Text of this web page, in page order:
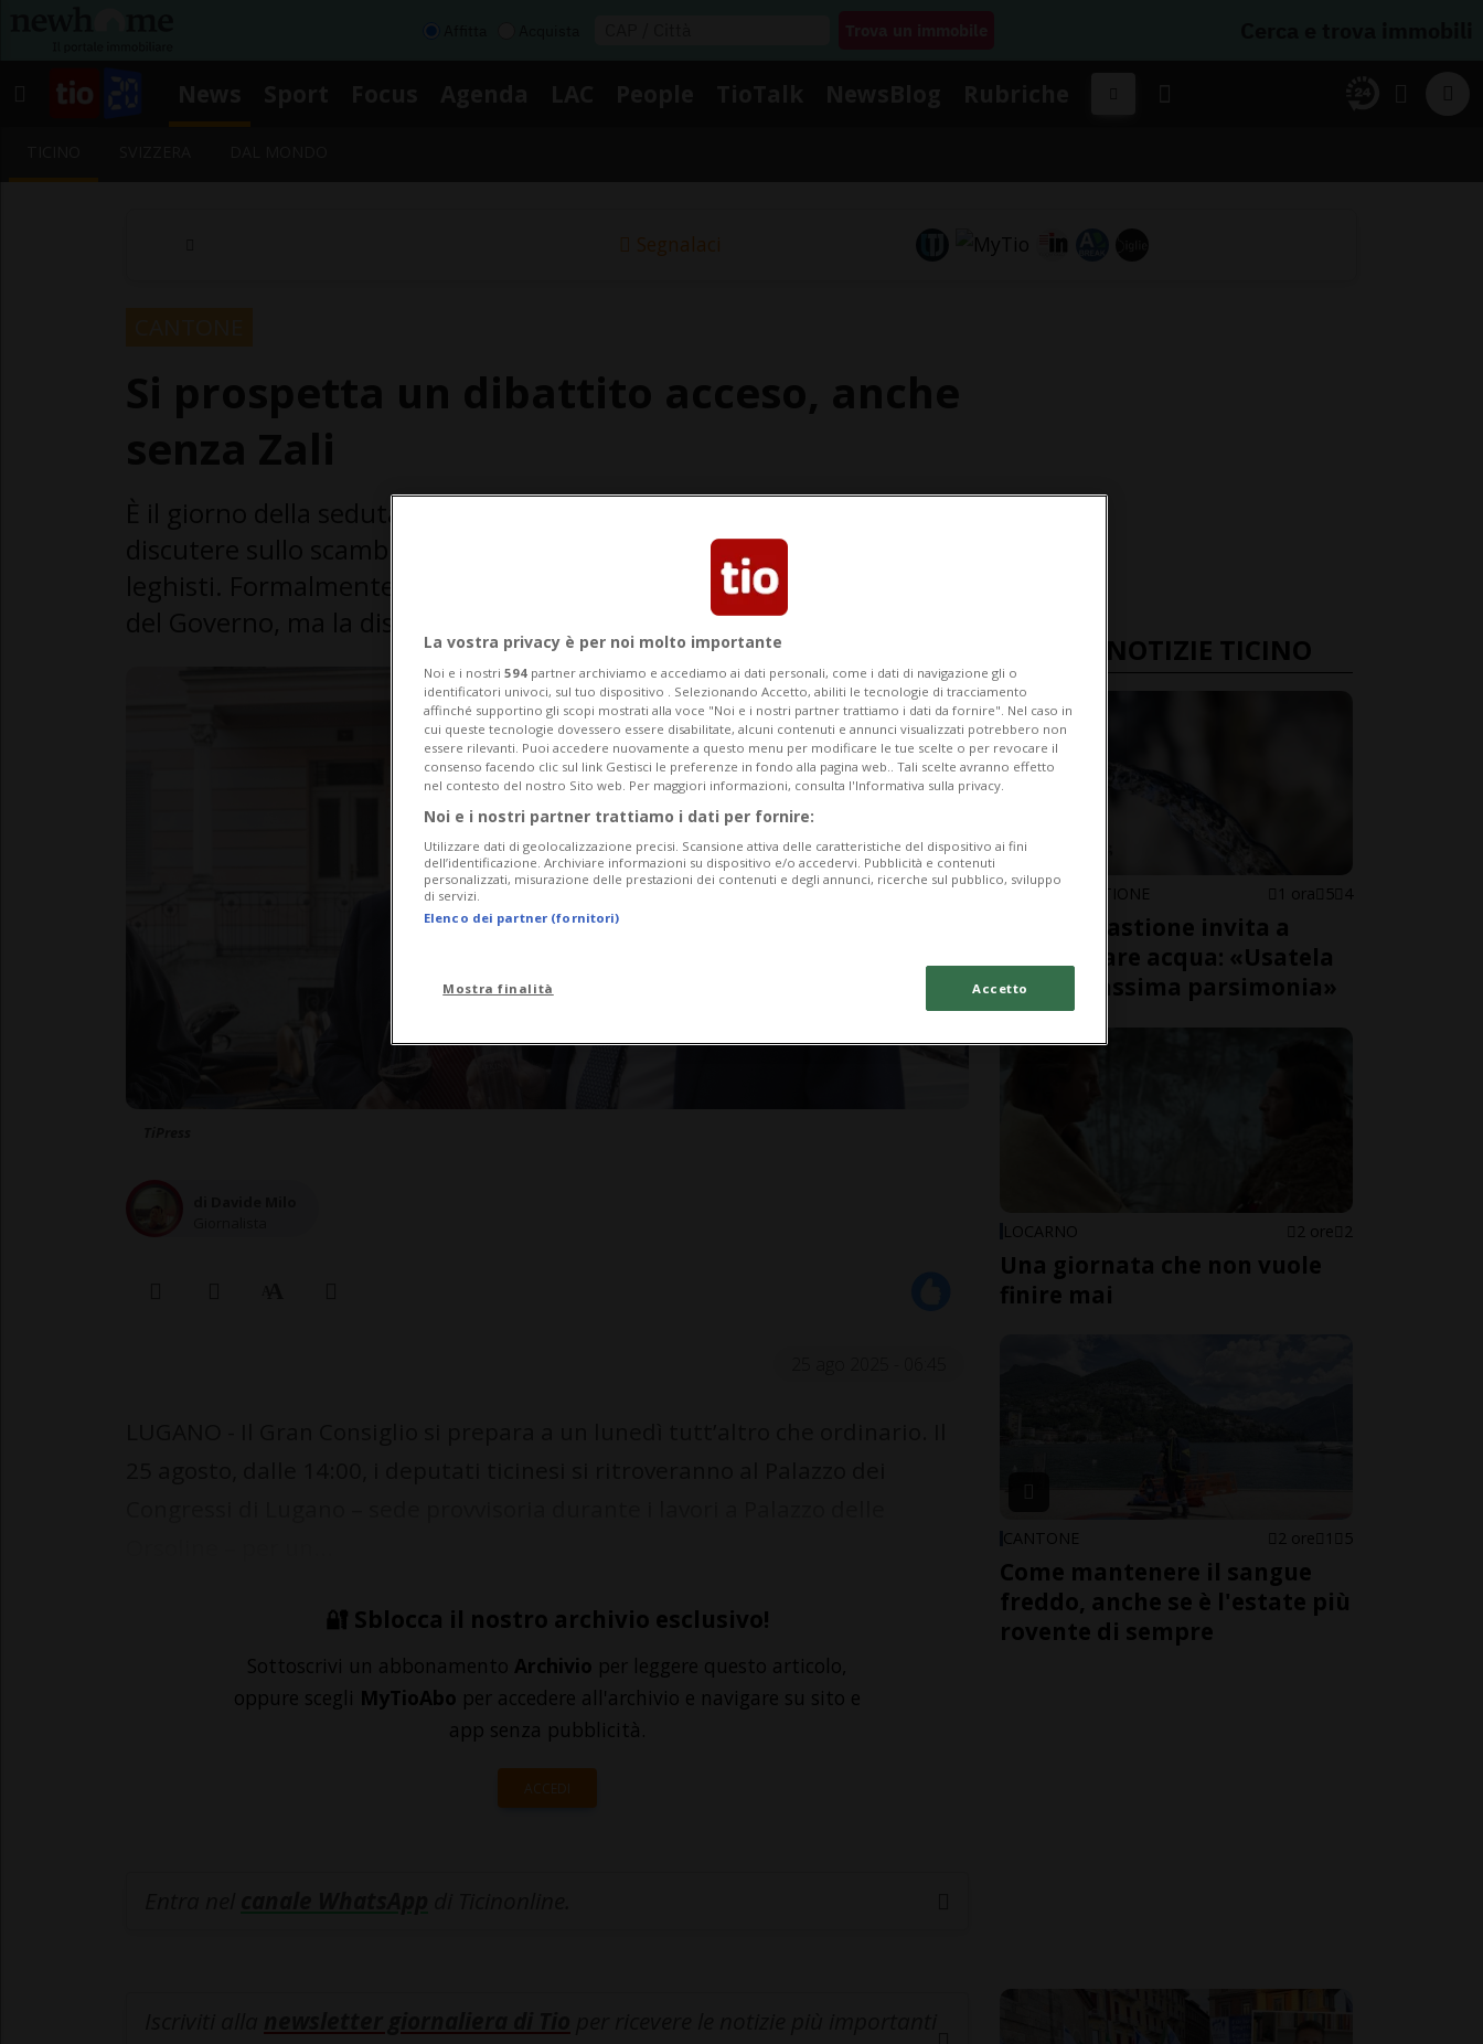
Segnalaci
discutere sullo scambio di dossier tra i due Consiglieri di Stato
leghisti. Formalmente il Gran Consiglio non può ribaltare la decisione
del Governo, ma la discussione si preannuncia infuocata.
🔐 Sblocca il nostro archivio esclusivo!
Sottoscrivi un abbonamento Archivio per leggere questo articolo,
oppure scegli MyTioAbo per accedere all'archivio e navigare su sito e
app senza pubblicità.
ACCEDI
ULTIME NOTIZIE TICINO
ARBEDO-CASTIONE 1 ora 5 4
Arbedo-Castione invita a
risparmiare acqua: «Usatela
con la massima parsimonia»
LOCARNO 2 ore 2
Una giornata che non vuole
finire mai
CANTONE 2 ore 1 5
Come mantenere il sangue
freddo, anche se è l'estate più
rovente di sempre
La vostra privacy è per noi molto importante
Noi e i nostri 594 partner archiviamo e accediamo ai dati personali, come i dati di navigazione gli o
identificatori univoci, sul tuo dispositivo . Selezionando Accetto, abiliti le tecnologie di tracciamento
affinché supportino gli scopi mostrati alla voce "Noi e i nostri partner trattiamo i dati da fornire". Nel caso in
cui queste tecnologie dovessero essere disabilitate, alcuni contenuti e annunci visualizzati potrebbero non
essere rilevanti. Puoi accedere nuovamente a questo menu per modificare le tue scelte o per revocare il
consenso facendo clic sul link Gestisci le preferenze in fondo alla pagina web.. Tali scelte avranno effetto
nel contesto del nostro Sito web. Per maggiori informazioni, consulta l'Informativa sulla privacy.
Noi e i nostri partner trattiamo i dati per fornire:
Utilizzare dati di geolocalizzazione precisi. Scansione attiva delle caratteristiche del dispositivo ai fini
dell’identificazione. Archiviare informazioni su dispositivo e/o accedervi. Pubblicità e contenuti
personalizzati, misurazione delle prestazioni dei contenuti e degli annunci, ricerche sul pubblico, sviluppo
di servizi.
Elenco dei partner (fornitori)
Mostra finalità Accetto